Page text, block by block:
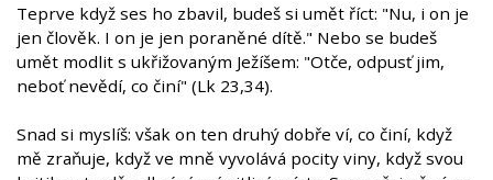
Teprve když ses ho zbavil, budeš si umět říct: "Nu, i on je
jen člověk. I on je jen poraněné dítě." Nebo se budeš
umět modlit s ukřižovaným Ježíšem: "Otče, odpusť jim,
neboť nevědí, co činí" (Lk 23,34).
Snad si myslíš: však on ten druhý dobře ví, co činí, když
mě zraňuje, když ve mně vyvolává pocity viny, když svou